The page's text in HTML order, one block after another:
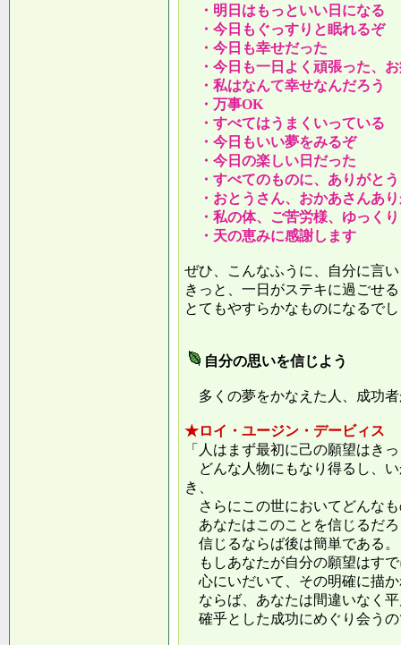
・明日はもっといい日になる
・今日もぐっすりと眠れるぞ
・今日も幸せだった
・今日も一日よく頑張った、
・私はなんて幸せなんだろう
・万事OK
・すべてはうまくいっている
・今日もいい夢をみるぞ
・今日の楽しい日だった
・すべてのものに、ありがとう
・おとうさん、おかあさんあ
・私の体、ご苦労様、ゆっく
・天の恵みに感謝します
ぜひ、こんなふうに、自分に言
きっと、一日がステキに過ごせ
とてもやすらかなものになるで
自分の思いを信じよう
多くの夢をかなえた人、成功
★ロイ・ユージン・デービィス
「人はまず最初に己の願望はき
どんな人物にもなり得るし、
き、
さらにこの世においてどんな
あなたはこのことを信じるだ
信じるならば後は簡単である。
もしあなたが自分の願望はす
心にいだいて、その明確に描
ならば、あなたは間違いなく
確乎とした成功にめぐり会う